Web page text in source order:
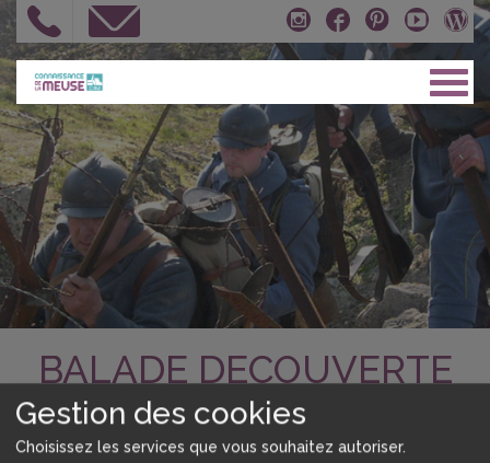
BALADE DECOUVERTE
EN ARGONNE
Gestion des cookies
Choisissez les services que vous souhaitez autoriser.